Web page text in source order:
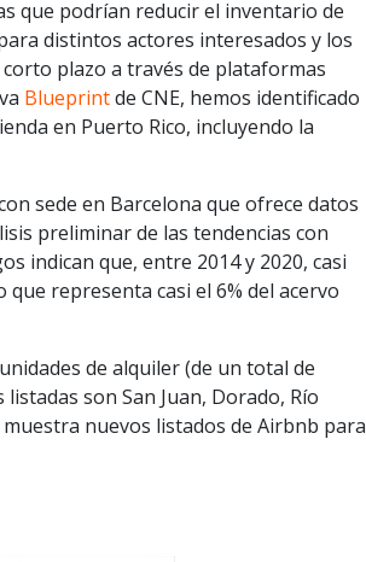
que podrían reducir el inventario de
distintos actores interesados y los
plazo a través de plataformas
Blueprintde CNE, hemos identificado
en Puerto Rico, incluyendo la
sede en Barcelona que ofrece datos
preliminar de las tendencias con
indican que, entre 2014 y 2020, casi
representa casi el 6% del acervo
de alquiler (de un total de
son San Juan, Dorado, Río
nuevos listados de Airbnb para